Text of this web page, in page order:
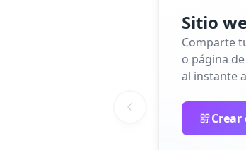
Sitio
Comparte
o página
al instante
Crear